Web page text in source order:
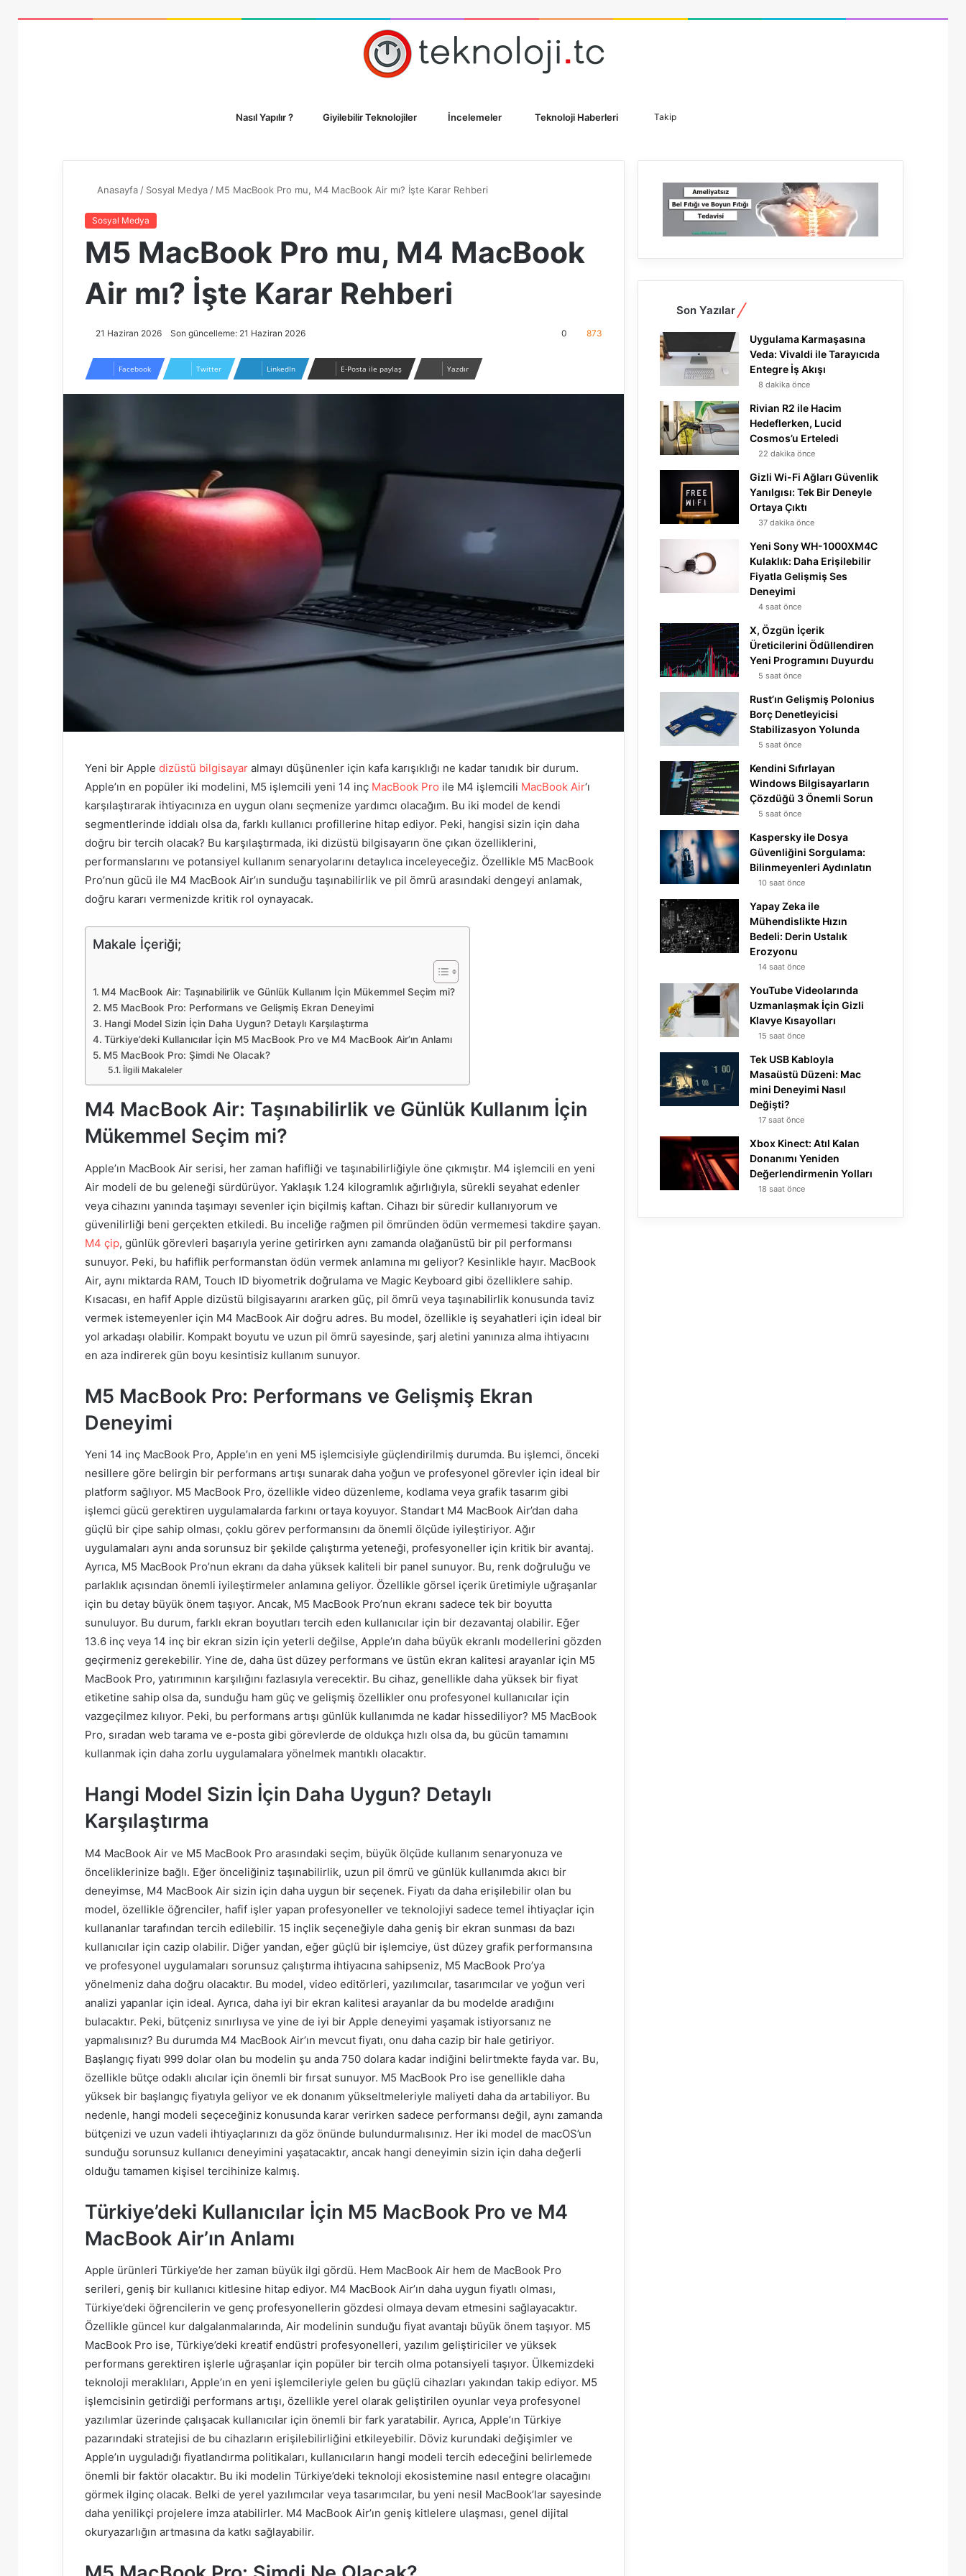
Nasıl Yapılır ? Giyilebilir Teknolojiler İncelemeler Teknoloji Haberleri
yap
...
görünümü
değiştir
Ol
Takip
Anasayfa / Sosyal Medya / M5 MacBook Pro mu, M4 MacBook Air mı? İşte Karar Rehberi
Sosyal Medya
M5 MacBook Pro mu, M4 MacBook
Air mı? İşte Karar Rehberi
21 Haziran 2026 Son güncelleme: 21 Haziran 2026 0 873
Facebook Twitter LinkedIn E-Posta ile paylaş Yazdır
Yeni bir Apple dizüstü bilgisayar almayı düşünenler için kafa karışıklığı ne kadar tanıdık bir durum.
Apple’ın en popüler iki modelini, M5 işlemcili yeni 14 inç MacBook Pro ile M4 işlemcili MacBook Air‘ı
karşılaştırarak ihtiyacınıza en uygun olanı seçmenize yardımcı olacağım. Bu iki model de kendi
segmentlerinde iddialı olsa da, farklı kullanıcı profillerine hitap ediyor. Peki, hangisi sizin için daha
doğru bir tercih olacak? Bu karşılaştırmada, iki dizüstü bilgisayarın öne çıkan özelliklerini,
performanslarını ve potansiyel kullanım senaryolarını detaylıca inceleyeceğiz. Özellikle M5 MacBook
Pro’nun gücü ile M4 MacBook Air’ın sunduğu taşınabilirlik ve pil ömrü arasındaki dengeyi anlamak,
doğru kararı vermenizde kritik rol oynayacak.
Makale İçeriği;
M4 MacBook Air: Taşınabilirlik ve Günlük Kullanım İçin Mükemmel Seçim mi?
M5 MacBook Pro: Performans ve Gelişmiş Ekran Deneyimi
Hangi Model Sizin İçin Daha Uygun? Detaylı Karşılaştırma
Türkiye’deki Kullanıcılar İçin M5 MacBook Pro ve M4 MacBook Air’ın Anlamı
M5 MacBook Pro: Şimdi Ne Olacak?
İlgili Makaleler
M4 MacBook Air: Taşınabilirlik ve Günlük Kullanım İçin
Mükemmel Seçim mi?
Apple’ın MacBook Air serisi, her zaman hafifliği ve taşınabilirliğiyle öne çıkmıştır. M4 işlemcili en yeni
Air modeli de bu geleneği sürdürüyor. Yaklaşık 1.24 kilogramlık ağırlığıyla, sürekli seyahat edenler
veya cihazını yanında taşımayı sevenler için biçilmiş kaftan. Cihazı bir süredir kullanıyorum ve
güvenilirliği beni gerçekten etkiledi. Bu inceliğe rağmen pil ömründen ödün vermemesi takdire şayan.
M4 çip, günlük görevleri başarıyla yerine getirirken aynı zamanda olağanüstü bir pil performansı
sunuyor. Peki, bu hafiflik performanstan ödün vermek anlamına mı geliyor? Kesinlikle hayır. MacBook
Air, aynı miktarda RAM, Touch ID biyometrik doğrulama ve Magic Keyboard gibi özelliklere sahip.
Kısacası, en hafif Apple dizüstü bilgisayarını ararken güç, pil ömrü veya taşınabilirlik konusunda taviz
vermek istemeyenler için M4 MacBook Air doğru adres. Bu model, özellikle iş seyahatleri için ideal bir
yol arkadaşı olabilir. Kompakt boyutu ve uzun pil ömrü sayesinde, şarj aletini yanınıza alma ihtiyacını
en aza indirerek gün boyu kesintisiz kullanım sunuyor.
M5 MacBook Pro: Performans ve Gelişmiş Ekran
Deneyimi
Yeni 14 inç MacBook Pro, Apple’ın en yeni M5 işlemcisiyle güçlendirilmiş durumda. Bu işlemci, önceki
nesillere göre belirgin bir performans artışı sunarak daha yoğun ve profesyonel görevler için ideal bir
platform sağlıyor. M5 MacBook Pro, özellikle video düzenleme, kodlama veya grafik tasarım gibi
işlemci gücü gerektiren uygulamalarda farkını ortaya koyuyor. Standart M4 MacBook Air’dan daha
güçlü bir çipe sahip olması, çoklu görev performansını da önemli ölçüde iyileştiriyor. Ağır
uygulamaları aynı anda sorunsuz bir şekilde çalıştırma yeteneği, profesyoneller için kritik bir avantaj.
Ayrıca, M5 MacBook Pro’nun ekranı da daha yüksek kaliteli bir panel sunuyor. Bu, renk doğruluğu ve
parlaklık açısından önemli iyileştirmeler anlamına geliyor. Özellikle görsel içerik üretimiyle uğraşanlar
için bu detay büyük önem taşıyor. Ancak, M5 MacBook Pro’nun ekranı sadece tek bir boyutta
sunuluyor. Bu durum, farklı ekran boyutları tercih eden kullanıcılar için bir dezavantaj olabilir. Eğer
13.6 inç veya 14 inç bir ekran sizin için yeterli değilse, Apple’ın daha büyük ekranlı modellerini gözden
geçirmeniz gerekebilir. Yine de, daha üst düzey performans ve üstün ekran kalitesi arayanlar için M5
MacBook Pro, yatırımının karşılığını fazlasıyla verecektir. Bu cihaz, genellikle daha yüksek bir fiyat
etiketine sahip olsa da, sunduğu ham güç ve gelişmiş özellikler onu profesyonel kullanıcılar için
vazgeçilmez kılıyor. Peki, bu performans artışı günlük kullanımda ne kadar hissediliyor? M5 MacBook
Pro, sıradan web tarama ve e-posta gibi görevlerde de oldukça hızlı olsa da, bu gücün tamamını
kullanmak için daha zorlu uygulamalara yönelmek mantıklı olacaktır.
Hangi Model Sizin İçin Daha Uygun? Detaylı
Karşılaştırma
M4 MacBook Air ve M5 MacBook Pro arasındaki seçim, büyük ölçüde kullanım senaryonuza ve
önceliklerinize bağlı. Eğer önceliğiniz taşınabilirlik, uzun pil ömrü ve günlük kullanımda akıcı bir
deneyimse, M4 MacBook Air sizin için daha uygun bir seçenek. Fiyatı da daha erişilebilir olan bu
model, özellikle öğrenciler, hafif işler yapan profesyoneller ve teknolojiyi sadece temel ihtiyaçlar için
kullananlar tarafından tercih edilebilir. 15 inçlik seçeneğiyle daha geniş bir ekran sunması da bazı
kullanıcılar için cazip olabilir. Diğer yandan, eğer güçlü bir işlemciye, üst düzey grafik performansına
ve profesyonel uygulamaları sorunsuz çalıştırma ihtiyacına sahipseniz, M5 MacBook Pro’ya
yönelmeniz daha doğru olacaktır. Bu model, video editörleri, yazılımcılar, tasarımcılar ve yoğun veri
analizi yapanlar için ideal. Ayrıca, daha iyi bir ekran kalitesi arayanlar da bu modelde aradığını
bulacaktır. Peki, bütçeniz sınırlıysa ve yine de iyi bir Apple deneyimi yaşamak istiyorsanız ne
yapmalısınız? Bu durumda M4 MacBook Air’ın mevcut fiyatı, onu daha cazip bir hale getiriyor.
Başlangıç fiyatı 999 dolar olan bu modelin şu anda 750 dolara kadar indiğini belirtmekte fayda var. Bu,
özellikle bütçe odaklı alıcılar için önemli bir fırsat sunuyor. M5 MacBook Pro ise genellikle daha
yüksek bir başlangıç fiyatıyla geliyor ve ek donanım yükseltmeleriyle maliyeti daha da artabiliyor. Bu
nedenle, hangi modeli seçeceğiniz konusunda karar verirken sadece performansı değil, aynı zamanda
bütçenizi ve uzun vadeli ihtiyaçlarınızı da göz önünde bulundurmalısınız. Her iki model de macOS’un
sunduğu sorunsuz kullanıcı deneyimini yaşatacaktır, ancak hangi deneyimin sizin için daha değerli
olduğu tamamen kişisel tercihinize kalmış.
Türkiye’deki Kullanıcılar İçin M5 MacBook Pro ve M4
MacBook Air’ın Anlamı
Apple ürünleri Türkiye’de her zaman büyük ilgi gördü. Hem MacBook Air hem de MacBook Pro
serileri, geniş bir kullanıcı kitlesine hitap ediyor. M4 MacBook Air’ın daha uygun fiyatlı olması,
Türkiye’deki öğrencilerin ve genç profesyonellerin gözdesi olmaya devam etmesini sağlayacaktır.
Özellikle güncel kur dalgalanmalarında, Air modelinin sunduğu fiyat avantajı büyük önem taşıyor. M5
MacBook Pro ise, Türkiye’deki kreatif endüstri profesyonelleri, yazılım geliştiriciler ve yüksek
performans gerektiren işlerle uğraşanlar için popüler bir tercih olma potansiyeli taşıyor. Ülkemizdeki
teknoloji meraklıları, Apple’ın en yeni işlemcileriyle gelen bu güçlü cihazları yakından takip ediyor. M5
işlemcisinin getirdiği performans artışı, özellikle yerel olarak geliştirilen oyunlar veya profesyonel
yazılımlar üzerinde çalışacak kullanıcılar için önemli bir fark yaratabilir. Ayrıca, Apple’ın Türkiye
pazarındaki stratejisi de bu cihazların erişilebilirliğini etkileyebilir. Döviz kurundaki değişimler ve
Apple’ın uyguladığı fiyatlandırma politikaları, kullanıcıların hangi modeli tercih edeceğini belirlemede
önemli bir faktör olacaktır. Bu iki modelin Türkiye’deki teknoloji ekosistemine nasıl entegre olacağını
görmek ilginç olacak. Belki de yerel yazılımcılar veya tasarımcılar, bu yeni nesil MacBook’lar sayesinde
daha yenilikçi projelere imza atabilirler. M4 MacBook Air’ın geniş kitlelere ulaşması, genel dijital
okuryazarlığın artmasına da katkı sağlayabilir.
Son Yazılar
Uygulama Karmaşasına
Veda: Vivaldi ile Tarayıcıda
Entegre İş Akışı
8 dakika önce
Rivian R2 ile Hacim
Hedeflerken, Lucid
Cosmos’u Erteledi
22 dakika önce
Gizli Wi-Fi Ağları Güvenlik
Yanılgısı: Tek Bir Deneyle
Ortaya Çıktı
37 dakika önce
Yeni Sony WH-1000XM4C
Kulaklık: Daha Erişilebilir
Fiyatla Gelişmiş Ses
Deneyimi
4 saat önce
X, Özgün İçerik
Üreticilerini Ödüllendiren
Yeni Programını Duyurdu
5 saat önce
Rust’ın Gelişmiş Polonius
Borç Denetleyicisi
Stabilizasyon Yolunda
5 saat önce
Kendini Sıfırlayan
Windows Bilgisayarların
Çözdüğü 3 Önemli Sorun
5 saat önce
Kaspersky ile Dosya
Güvenliğini Sorgulama:
Bilinmeyenleri Aydınlatın
10 saat önce
Yapay Zeka ile
Mühendislikte Hızın
Bedeli: Derin Ustalık
Erozyonu
14 saat önce
YouTube Videolarında
Uzmanlaşmak İçin Gizli
Klavye Kısayolları
15 saat önce
Tek USB Kabloyla
Masaüstü Düzeni: Mac
mini Deneyimi Nasıl
Değişti?
17 saat önce
Xbox Kinect: Atıl Kalan
Donanımı Yeniden
Değerlendirmenin Yolları
18 saat önce